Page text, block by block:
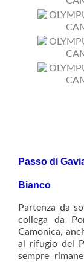
Passo di
Bianco
Partenza da
collega da
Camonica,
al rifugio del
sempre